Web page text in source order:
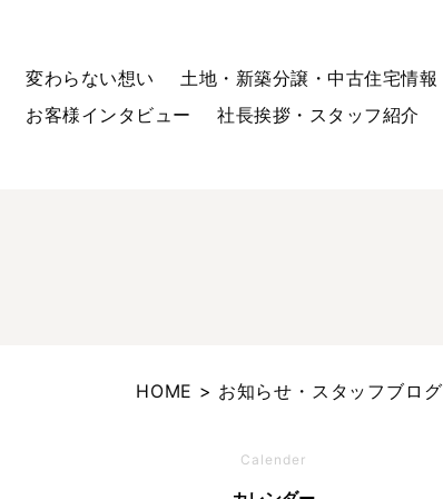
変わらない想い 土地・新築分譲・中古住宅情報
お客様インタビュー
社長挨拶・スタッフ紹介
HOME お知らせ・スタッフブログ
Calender